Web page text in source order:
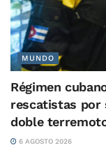
MUNDO
Régimen
rescatistas por
doble
6 AGOSTO 2026